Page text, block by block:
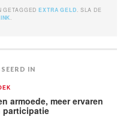
GETAGGEDEXTRA GELD . SLA DE
IN
armoede, meer ervaren
participatie